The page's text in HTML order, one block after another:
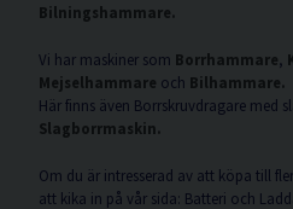
Bilningshammare.
Vi har maskiner som Borrhammare,
Mejselhammare och Bilhammare.
Här finns även Borrskruvdragare med
Slagborrmaskin.
Om du är intresserad av att köpa till
att kika in på vår sida: Batteri och